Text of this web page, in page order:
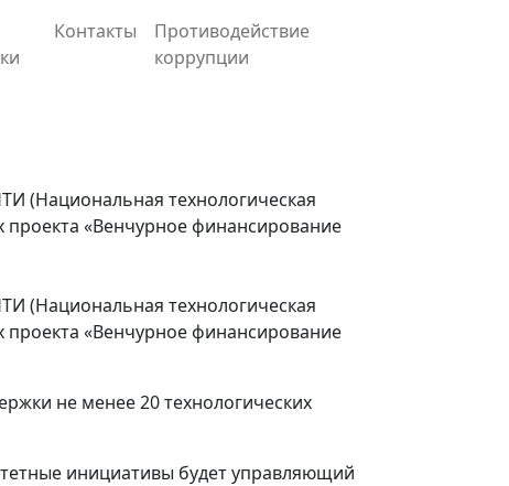
Контакты
Противодействие
коррупции
(Национальная технологическая
«Венчурное финансирование
(Национальная технологическая
«Венчурное финансирование
не менее 20 технологических
инициативы будет управляющий